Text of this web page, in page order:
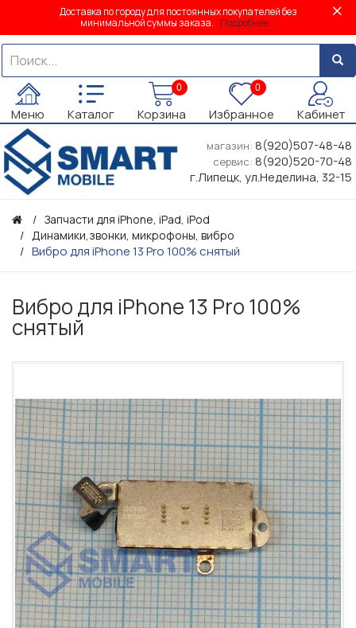
Доставка по городу для постоянных покупателей без
минимальной суммы заказа. Подробнее...
Меню Каталог
0
Корзина
0
Избранное Кабинет
магазин: 8(920)507-48-48
сервис: 8(920)520-70-48
г.Липецк, ул.Неделина, 32-15
Запчасти для iPhone, iPad, iPod
Динамики,звонки, микрофоны, вибро
Вибро для iPhone 13 Pro 100% снятый
Вибро для iPhone 13 Pro 100%
снятый